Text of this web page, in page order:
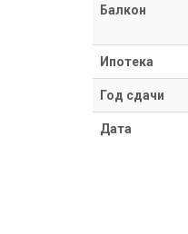
Балкон
Ипотека
Год сдачи
Дата